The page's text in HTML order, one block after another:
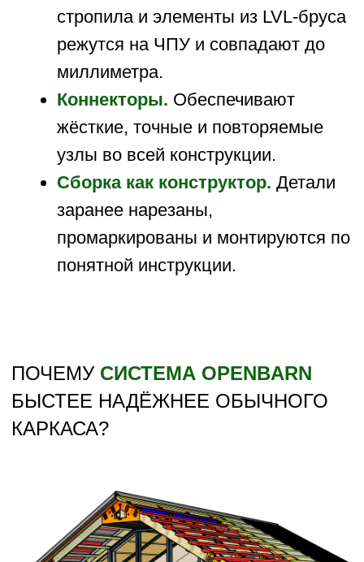
режутся на ЧПУ и совпадают до
миллиметра.
Коннекторы.
Обеспечивают
жёсткие, точные и повторяемые
узлы во всей конструкции.
Сборка как конструктор. Детали
заранее нарезаны,
промаркированы и монтируются по
понятной инструкции.
ИНCТРУКЦИЯ ПО СБОРКЕ
LEGO ИЛИ IKEA
Каркас собирается по пошаговой
инструкции, с которой сложно допустить
ошибку. Можете сделать самостоятельно